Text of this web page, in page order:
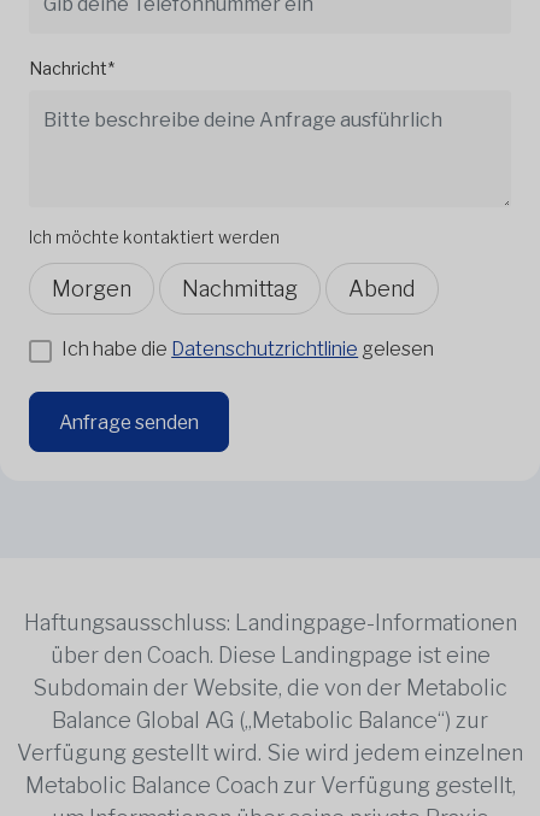
Nachricht*
Ich möchte kontaktiert werden
Morgen Nachmittag Abend
Ich habe die Datenschutzrichtlinie gelesen
Anfrage senden
Haftungsausschluss: Landingpage-Informationen
über den Coach. Diese Landingpage ist eine
Subdomain der Website, die von der Metabolic
Balance Global AG („Metabolic Balance“) zur
Verfügung gestellt wird. Sie wird jedem einzelnen
Metabolic Balance Coach zur Verfügung gestellt,